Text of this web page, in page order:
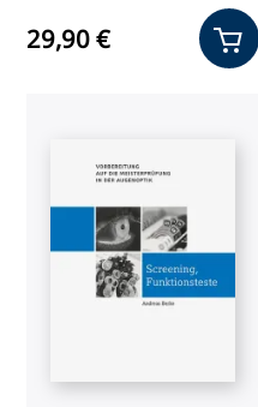
29,90 €